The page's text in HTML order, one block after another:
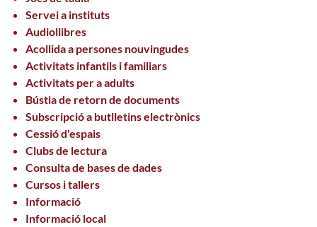
Servei a instituts
Audiollibres
Acollida a persones nouvingudes
Activitats infantils i familiars
Activitats per a adults
Bústia de retorn de documents
Subscripció a butlletins electrònics
Cessió d'espais
Clubs de lectura
Consulta de bases de dades
Cursos i tallers
Informació
Informació local